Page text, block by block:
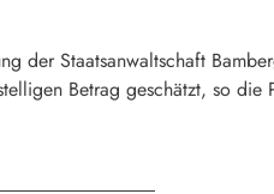
der Staatsanwaltschaft
Betrag geschätzt, so die